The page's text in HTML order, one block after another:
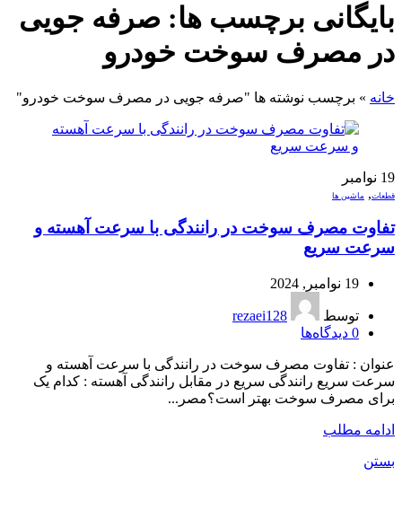
بایگانی برچسب ها: صرفه جویی
در مصرف سوخت خودرو
خانه » برچسب نوشته ها "صرفه جویی در مصرف سوخت خودرو"
19 نوامبر
قطعات, ماشین ها
تفاوت مصرف سوخت در رانندگی با سرعت آهسته و
سرعت سریع
19 نوامبر, 2024
توسط
rezaei128
0 دیدگاه‌ها
عنوان : تفاوت مصرف سوخت در رانندگی با سرعت آهسته و
سرعت سریع رانندگی سریع در مقابل رانندگی آهسته : کدام یک
برای مصرف سوخت بهتر است؟مصر...
ادامه مطلب
بستن